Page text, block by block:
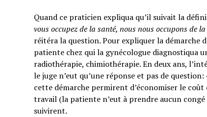
Quand ce praticien expliqua qu’il suivait la
vous occupez de la santé, nous nous occupons de
réitéra la question. Pour expliquer la démarche
patiente chez qui la gynécologue diagnostiqua
radiothérapie, chimiothérapie. En deux ans,
le juge n’eut qu’une réponse et pas de question:
cette démarche permirent d’économiser le
travail (la patiente n’eut à prendre aucun
suivirent.